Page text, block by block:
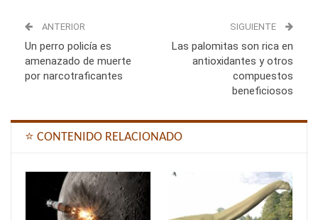
ANTERIOR
Un perro policía es
amenazado de muerte
por narcotraficantes
SIGUIENTE
Las palomitas son rica en
antioxidantes y otros
compuestos
beneficiosos
⭐ CONTENIDO RELACIONADO